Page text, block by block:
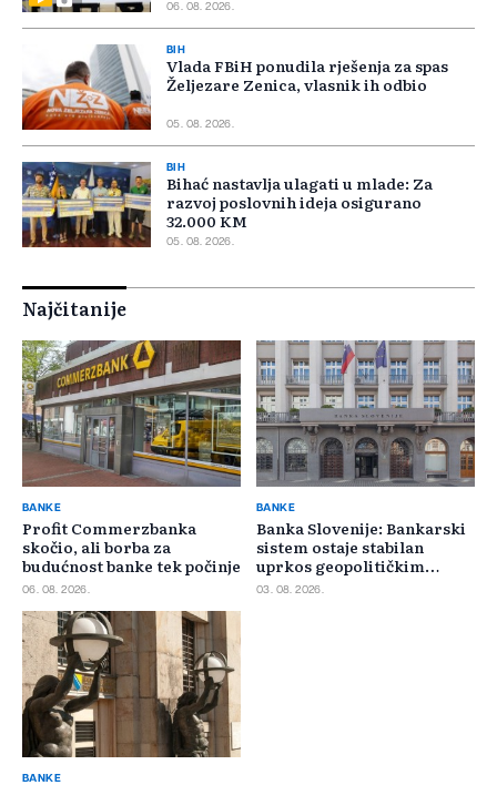
06. 08. 2026.
BIH
Vlada FBiH ponudila rješenja za spas
Željezare Zenica, vlasnik ih odbio
05. 08. 2026.
BIH
Bihać nastavlja ulagati u mlade: Za
razvoj poslovnih ideja osigurano
32.000 KM
05. 08. 2026.
Najčitanije
BANKE
Profit Commerzbanka
skočio, ali borba za
budućnost banke tek počinje
06. 08. 2026.
BANKE
Banka Slovenije: Bankarski
sistem ostaje stabilan
uprkos geopolitičkim
rizicima
03. 08. 2026.
BANKE